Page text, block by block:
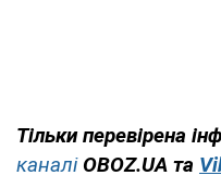
Тільки перевірена
каналіOBOZ.UA та